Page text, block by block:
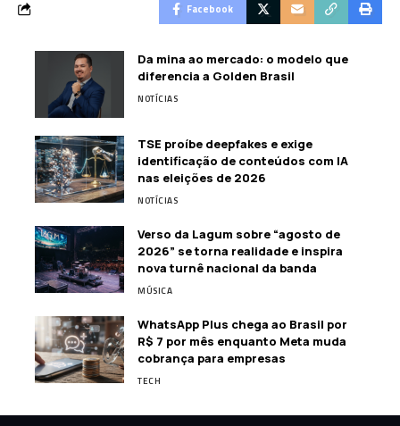
Facebook
Da mina ao mercado: o modelo que
diferencia a Golden Brasil
NOTÍCIAS
TSE proíbe deepfakes e exige
identificação de conteúdos com IA
nas eleições de 2026
NOTÍCIAS
Verso da Lagum sobre “agosto de
2026” se torna realidade e inspira
nova turnê nacional da banda
MÚSICA
WhatsApp Plus chega ao Brasil por
R$ 7 por mês enquanto Meta muda
cobrança para empresas
TECH